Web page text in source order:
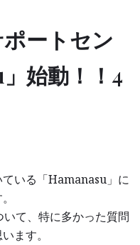
ートセン
始動！！4
いる「Hamanasu」に
て、特に多かった質問
ます。